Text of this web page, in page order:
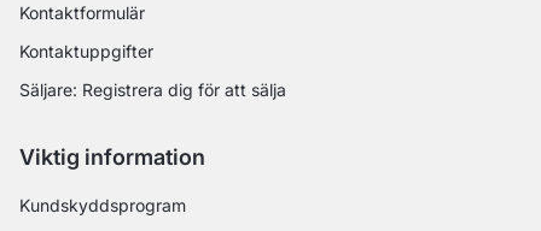
Kontaktformulär
Kontaktuppgifter
Säljare: Registrera dig för att sälja
Viktig information
Kundskyddsprogram